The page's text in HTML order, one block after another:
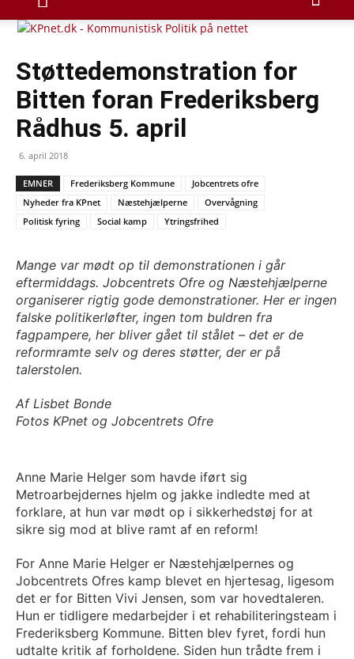
Støttedemonstration for
Bitten foran Frederiksberg
Rådhus 5. april
6. april 2018
EMNER Frederiksberg Kommune
Jobcentrets ofre
Nyheder fra KPnet
Næstehjælperne
Overvågning
Politisk fyring
Social kamp Ytringsfrihed
Mange var mødt op til demonstrationen i går
eftermiddags. Jobcentrets Ofre og Næstehjælperne
organiserer rigtig gode demonstrationer. Her er ingen
falske politikerløfter, ingen tom buldren fra
fagpampere, her bliver gået til stålet – det er de
reformramte selv og deres støtter, der er på
talerstolen.
Af Lisbet Bonde
Fotos KPnet og Jobcentrets Ofre
Anne Marie Helger som havde iført sig
Metroarbejdernes hjelm og jakke indledte med at
forklare, at hun var mødt op i sikkerhedstøj for at
sikre sig mod at blive ramt af en reform!
For Anne Marie Helger er Næstehjælpernes og
Jobcentrets Ofres kamp blevet en hjertesag, ligesom
det er for Bitten Vivi Jensen, som var hovedtaleren.
Hun er tidligere medarbejder i et rehabiliteringsteam i
Frederiksberg Kommune. Bitten blev fyret, fordi hun
udtalte kritik af forholdene. Siden hun trådte frem i